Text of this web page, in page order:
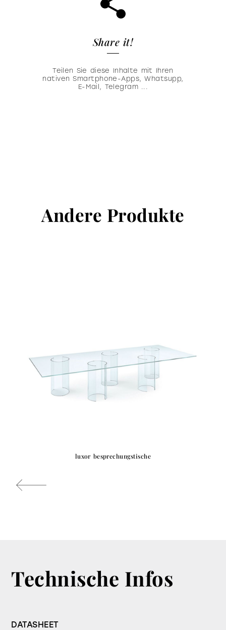
Share it!
Teilen Sie diese Inhalte mit Ihren
nativen Smartphone-Apps, Whatsupp,
E-Mail, Telegram ...
Andere Produkte
luxor besprechungstische
Technische Infos
DATASHEET